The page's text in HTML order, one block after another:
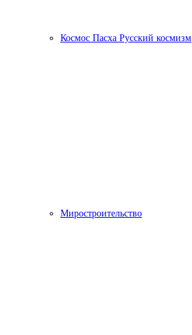
Космос Пасха Русский космизм
Миростроительство